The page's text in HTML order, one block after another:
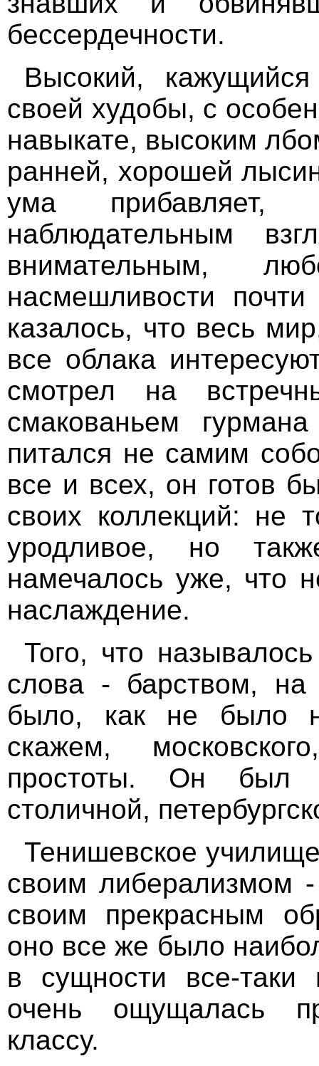
бессердечности.
Высокий,
своей худобы, с
навыкате, высоким
ранней, хорошей
ума
наблюдательным
внимательным,
насмешливости
казалось, что весь
все облака
смотрел на
смакованьем
питался не самим
все и всех, он готов
своих коллекций: не
уродливое, но
намечалось уже, что
наслаждение.
Того, что
слова - барством,
было, как не было
скажем,
простоты. Он был
столичной,
Тенишевское
своим либерализмом
своим прекрасным
оно все же было
в сущности все-
очень ощущалась
классу.